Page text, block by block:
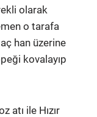
olarak
o tarafa
han üzerine
kovalayıp
atı ile Hızır